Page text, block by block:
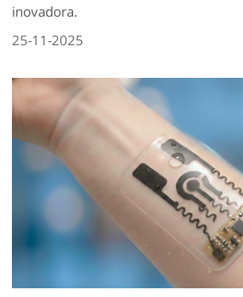
inovadora.
25-11-2025